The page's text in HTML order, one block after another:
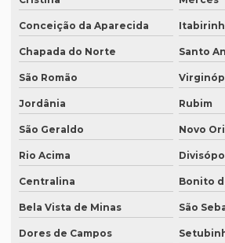
Preço tradução por palavra
Preço tradução português inglês
Preço tradução russo
Preço tradução simultânea
Preço tradução técnica
Preço tradutor juramentado
Preço de um artigo científico
Profissional que realiza a tradução
Conceição da Aparecida
Chapada do Norte Santo
São Romão
Jordânia Rubim
São Geraldo Novo
Rio Acima
Centralina Bonito
Bela Vista de Minas São
Dores de Campos